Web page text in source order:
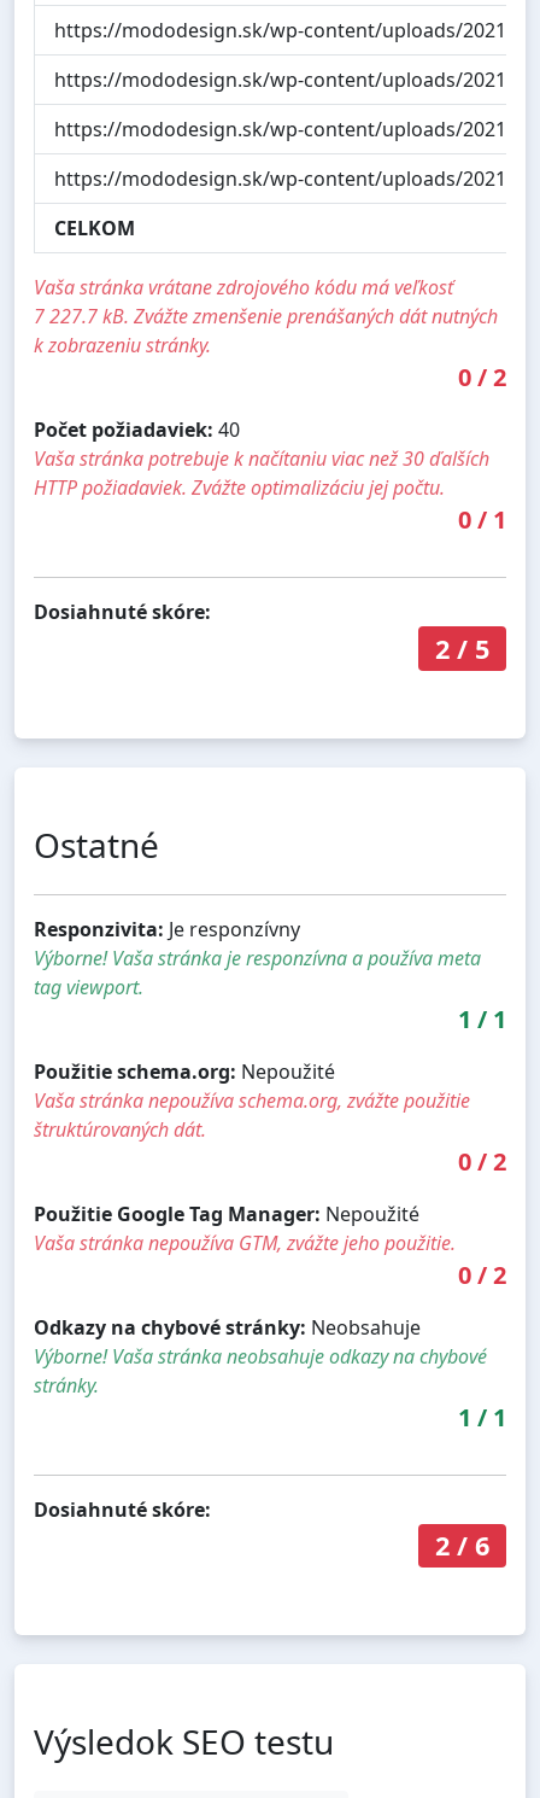
https://mododesign.sk/wp-content/uploads/2021/
https://mododesign.sk/wp-content/uploads/2021/
https://mododesign.sk/wp-content/uploads/2021/
https://mododesign.sk/wp-content/uploads/2021/
CELKOM
Vaša stránka vrátane zdrojového kódu má veľkosť
7 227.7 kB. Zvážte zmenšenie prenášaných dát nutných
k zobrazeniu stránky.
0/2
Počet požiadaviek: 40
Vaša stránka potrebuje k načítaniu viac než 30 ďalších
HTTP požiadaviek. Zvážte optimalizáciu jej počtu.
0/ 1
Dosiahnuté skóre:
2/ 5
Ostatné
Responzivita: Je responzívny
Výborne! Vaša stránka je responzívna a používa meta
tag viewport.
1 / 1
Použitie schema.org: Nepoužité
Vaša stránka nepoužíva schema.org, zvážte použitie
štruktúrovaných dát.
0/2
Použitie Google Tag Manager: Nepoužité
Vaša stránka nepoužíva GTM, zvážte jeho použitie.
0/2
Odkazy na chybové stránky: Neobsahuje
Výborne! Vaša stránka neobsahuje odkazy na chybové
stránky.
1 / 1
Dosiahnuté skóre:
2/ 6
Výsledok SEO testu